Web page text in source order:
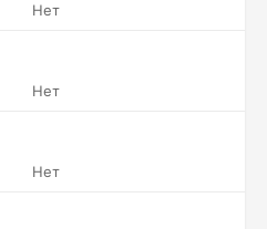
Нет
Нет
Нет